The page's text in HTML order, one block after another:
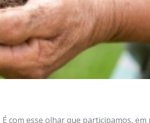
com esse olhar que participamos, em